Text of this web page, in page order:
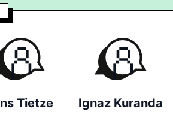
Tietze Ignaz Kuranda